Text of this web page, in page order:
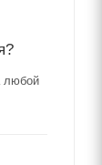
любой